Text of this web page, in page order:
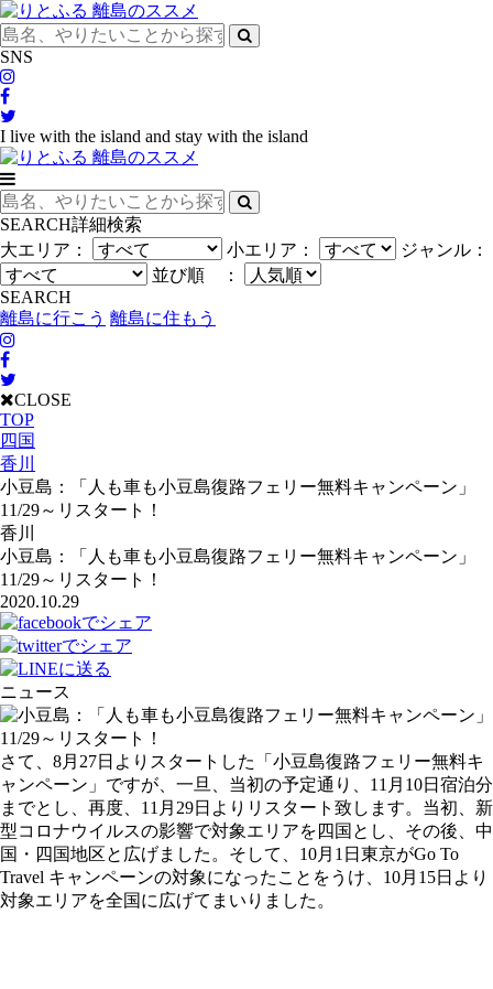
SNS
I live with the island and stay with the island
SEARCH詳細検索
大エリア：
小エリア：
ジャンル：
並び順 ：
SEARCH
離島に行こう 離島に住もう
CLOSE
TOP
四国
香川
小豆島：「人も車も小豆島復路フェリー無料キャンペーン」
11/29～リスタート！
香川
小豆島：「人も車も小豆島復路フェリー無料キャンペーン」
11/29～リスタート！
2020.10.29
ニュース
さて、8月27日よりスタートした「小豆島復路フェリー無料キ
ャンペーン」ですが、一旦、当初の予定通り、11月10日宿泊分
までとし、再度、11月29日よりリスタート致します。当初、新
型コロナウイルスの影響で対象エリアを四国とし、その後、中
国・四国地区と広げました。そして、10月1日東京がGo To
Travel キャンペーンの対象になったことをうけ、10月15日より
対象エリアを全国に広げてまいりました。